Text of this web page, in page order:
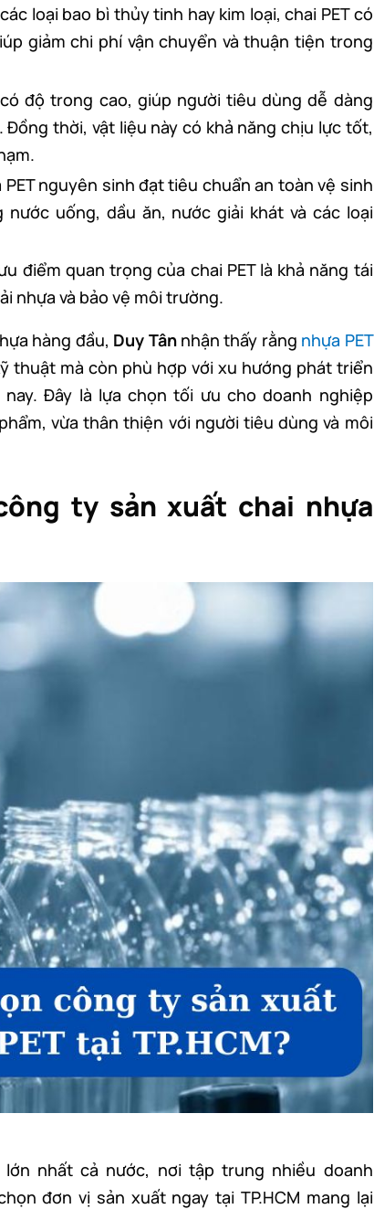
loại bao bì thủy tinh hay kim loại, chai PET có
giảm chi phí vận chuyển và thuận tiện trong
có độ trong cao, giúp người tiêu dùng dễ dàng
thời, vật liệu này có khả năng chịu lực tốt,
PET nguyên sinh đạt tiêu chuẩn an toàn vệ sinh
uống, dầu ăn, nước giải khát và các loại
điểm quan trọng của chai PET là khả năng tái
nhựa và bảo vệ môi trường.
hàng đầu, Duy Tân nhận thấy rằng nhựa PET
thuật mà còn phù hợp với xu hướng phát triển
Đây là lựa chọn tối ưu cho doanh nghiệp
vừa thân thiện với người tiêu dùng và môi
ty sản xuất chai nhựa
lớn nhất cả nước, nơi tập trung nhiều doanh
đơn vị sản xuất ngay tại TP.HCM mang lại